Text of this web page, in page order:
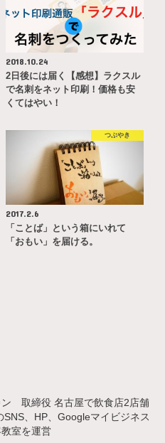
2018.10.24
2日後には届く【感想】ラクスル
で名刺をネット印刷！価格も安
くてはやい！
つぶやき
2017.2.6
「ことば」という箱にいれて
「おもい」を届ける。
ン 取締役 名古屋で飲食店2店舗
、HP、Googleマイビジネス
室を運営